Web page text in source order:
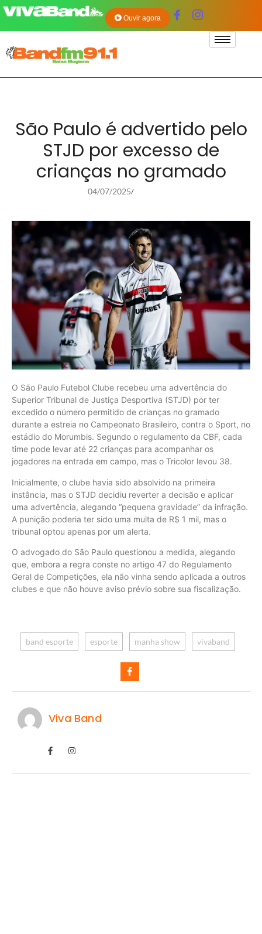
Ouvir agora
São Paulo é advertido pelo
STJD por excesso de
crianças no gramado
04/07/2025/
O São Paulo Futebol Clube recebeu uma advertência do
Superior Tribunal de Justiça Desportiva (STJD) por ter
excedido o número permitido de crianças no gramado
durante a estreia no Campeonato Brasileiro, contra o Sport, no
estádio do Morumbis. Segundo o regulamento da CBF, cada
time pode levar até 22 crianças para acompanhar os
jogadores na entrada em campo, mas o Tricolor levou 38.
Inicialmente, o clube havia sido absolvido na primeira
instância, mas o STJD decidiu reverter a decisão e aplicar
uma advertência, alegando “pequena gravidade” da infração.
A punição poderia ter sido uma multa de R$ 1 mil, mas o
tribunal optou apenas por um alerta.
O advogado do São Paulo questionou a medida, alegando
que, embora a regra conste no artigo 47 do Regulamento
Geral de Competições, ela não vinha sendo aplicada a outros
clubes e que não houve aviso prévio sobre sua fiscalização.
band esporte esporte manha show vivaband
Viva Band